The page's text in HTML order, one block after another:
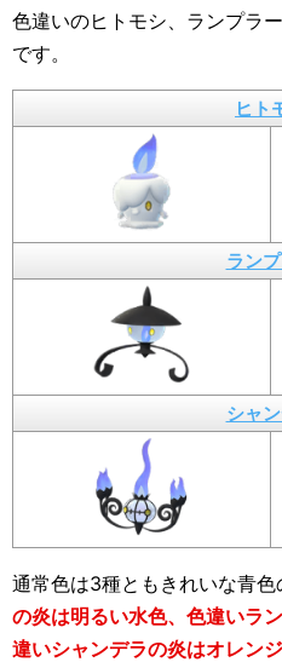
色違いのヒトモシ、ランプラ
です。
ヒト
ラン
シャ
通常色は3種ともきれいな青色
の炎は明るい水色、色違いラ
違いシャンデラの炎はオレン